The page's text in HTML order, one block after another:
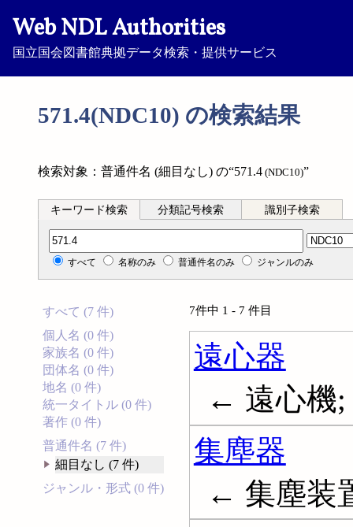
Web NDL Authorities
国立国会図書館典拠データ検索・提供サービス
571.4(NDC10) の検索結果
検索対象：普通件名 (細目なし) の“571.4 (NDC10)”
キーワード検索 分類記号検索 識別子検索
分類記号検索
すべて 名称のみ 普通件名のみ ジャンルのみ
すべて (7 件)
個人名 (0 件)
家族名 (0 件)
団体名 (0 件)
地名 (0 件)
統一タイトル (0 件)
著作 (0 件)
普通件名 (7 件)
細目なし (7 件)
ジャンル・形式 (0 件)
7件中 1 - 7 件目
遠心器
← 遠心機;
集塵器
← 集塵装